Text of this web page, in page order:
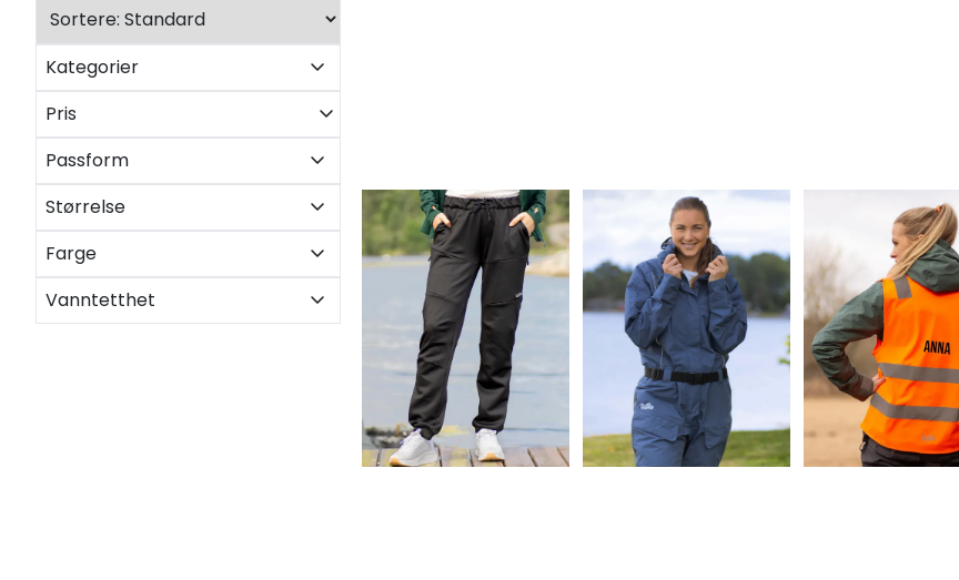
Kategorier
Pris
Passform
Størrelse
Farge
Vanntetthet